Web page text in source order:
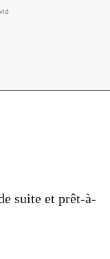
suite et prêt-à-